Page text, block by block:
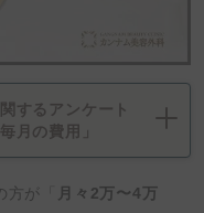
するアンケート
月の費用」
方が「
月々2万〜4万